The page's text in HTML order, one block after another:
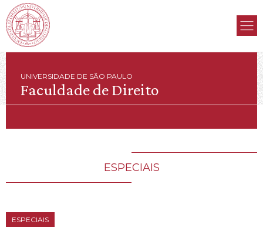
UNIVERSIDADE DE SÃO PAULO
Faculdade de Direito
ESPECIAIS
ESPECIAIS